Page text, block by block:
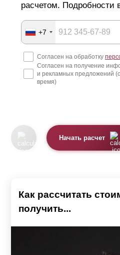
расчетом. Подробности
+7
Согласен на обработку
Согласен на получение
и рекламных предложений
время)
Начать расчет
Как рассчитать
получить...